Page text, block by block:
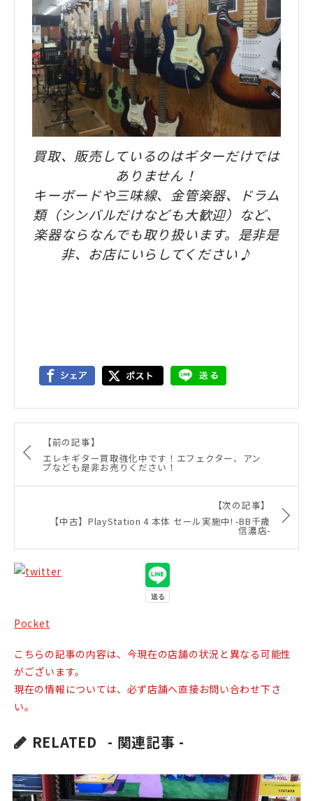
買取、販売しているのはギターだけでは
ありません！
キーボードや三味線、金管楽器、ドラム
類（シンバルだけなども大歓迎）など、
楽器ならなんでも取り扱います。是非是
非、お店にいらしてください♪
【前の記事】
エレキギター買取強化中です！エフェクター、アン
プなども是非お売りください！
【次の記事】
【中古】PlayStation 4 本体 セール実施中! -BB千歳
信濃店-
Pocket
こちらの記事の内容は、今現在の店舗の状況と異なる可能性
がございます。
現在の情報については、必ず店舗へ直接お問い合わせ下さ
い。
RELATED - 関連記事 -